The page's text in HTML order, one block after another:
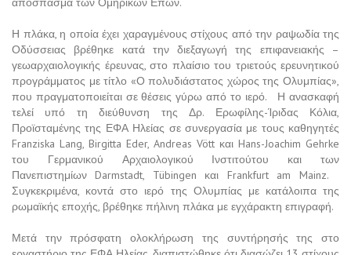
Η πλάκα, η οποία έχει χαραγμένους στίχους από την ραψωδία της
Οδύσσειας βρέθηκε κατά την διεξαγωγή της επιφανειακής –
γεωαρχαιολογικής έρευνας, στο πλαίσιο του τριετούς ερευνητικού
προγράμματος με τίτλο «Ο πολυδιάστατος χώρος της Ολυμπίας»,
που πραγματοποιείται σε θέσεις γύρω από το ιερό. Η ανασκαφή
τελεί υπό τη διεύθυνση της Δρ. Ερωφίλης-Ίριδας Κόλια,
Προϊσταμένης της ΕΦΑ Ηλείας σε συνεργασία με τους καθηγητές
Franziska Lang, Birgitta Eder, Andreas Vött και Hans-Joachim Gehrke
του Γερμανικού Αρχαιολογικού Ινστιτούτου και των
Πανεπιστημίων Darmstadt, Tübingen και Frankfurt am Mainz.
Συγκεκριμένα, κοντά στο ιερό της Ολυμπίας με κατάλοιπα της
ρωμαϊκής εποχής, βρέθηκε πήλινη πλάκα με εγχάρακτη επιγραφή.
Μετά την πρόσφατη ολοκλήρωση της συντήρησής της στο